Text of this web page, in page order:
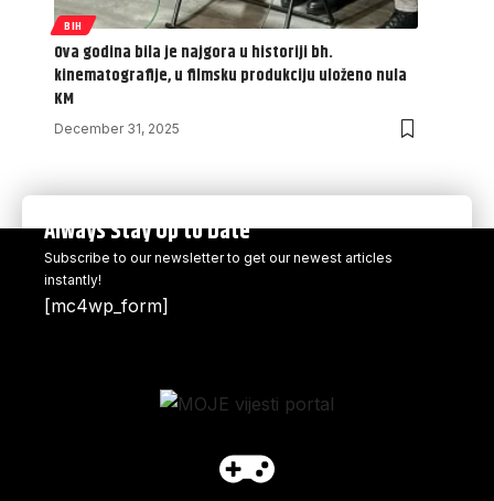
BIH
Ova godina bila je najgora u historiji bh.
kinematografije, u filmsku produkciju uloženo nula
KM
December 31, 2025
Always Stay Up to Date
Subscribe to our newsletter to get our newest articles
instantly!
[mc4wp_form]